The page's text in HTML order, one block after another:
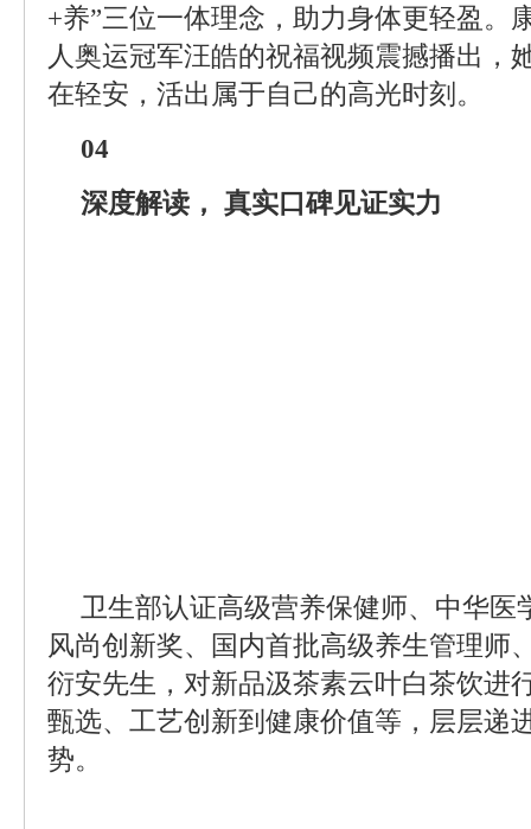
+养”三位一体理念，助力身体更轻盈。
人奥运冠军汪皓的祝福视频震撼播出，
在轻安，活出属于自己的高光时刻。
04
深度解读， 真实口碑见证实力
卫生部认证高级营养保健师、中华医
风尚创新奖、国内首批高级养生管理师
衍安先生，对新品汲茶素云叶白茶饮进
甄选、工艺创新到健康价值等，层层递
势。